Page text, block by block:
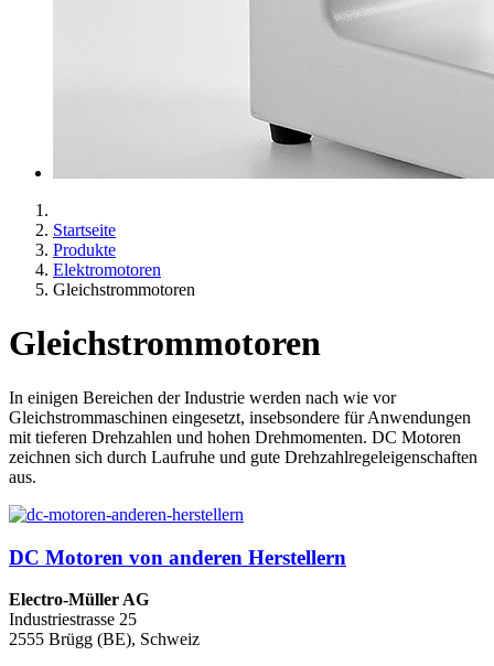
Startseite
Produkte
Elektromotoren
Gleichstrommotoren
Gleichstrommotoren
In einigen Bereichen der Industrie werden nach wie vor
Gleichstrommaschinen eingesetzt, insebsondere für Anwendungen
mit tieferen Drehzahlen und hohen Drehmomenten. DC Motoren
zeichnen sich durch Laufruhe und gute Drehzahlregeleigenschaften
aus.
DC Motoren von anderen Herstellern
Electro-Müller AG
Industriestrasse 25
2555 Brügg (BE), Schweiz